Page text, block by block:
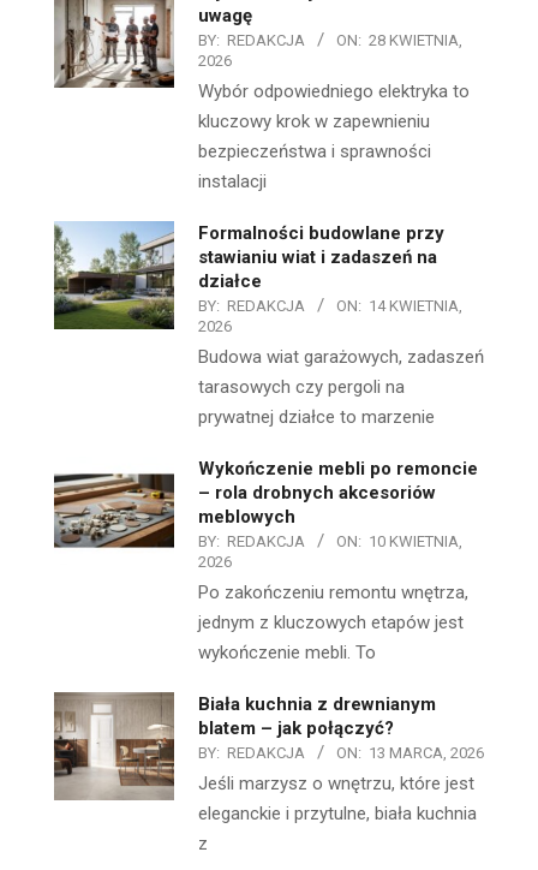
uwagę
BY: REDAKCJA ON: 28 KWIETNIA,
2026
Wybór odpowiedniego elektryka to
kluczowy krok w zapewnieniu
bezpieczeństwa i sprawności
instalacji
Formalności budowlane przy
stawianiu wiat i zadaszeń na
działce
BY: REDAKCJA ON: 14 KWIETNIA,
2026
Budowa wiat garażowych, zadaszeń
tarasowych czy pergoli na
prywatnej działce to marzenie
Wykończenie mebli po remoncie
– rola drobnych akcesoriów
meblowych
BY: REDAKCJA ON: 10 KWIETNIA,
2026
Po zakończeniu remontu wnętrza,
jednym z kluczowych etapów jest
wykończenie mebli. To
Biała kuchnia z drewnianym
blatem – jak połączyć?
BY: REDAKCJA ON: 13 MARCA, 2026
Jeśli marzysz o wnętrzu, które jest
eleganckie i przytulne, biała kuchnia
z